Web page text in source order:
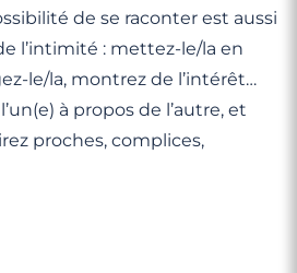
de se raconter est aussi
l’intimité : mettez-le/la en
le/la, montrez de l’intérêt…
à propos de l’autre, et
proches, complices,